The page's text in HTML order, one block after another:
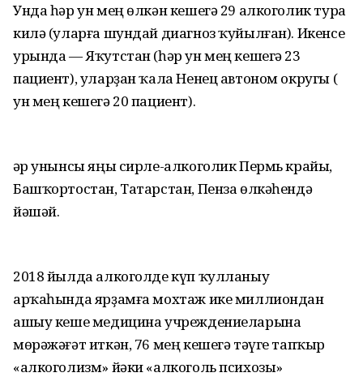
Унда һәр ун мең өлкән кешегә 29 алкоголик тура
килә (уларға шундай диагноз ҡуйылған). Икенсе
урында — Яҡутстан (һәр ун мең кешегә 23
пациент), уларҙан ҡала Ненец автоном округы (
ун мең кешегә 20 пациент).
Һәр унынсы яңы сирле-алкоголик Пермь крайы,
Башҡортостан, Татарстан, Пенза өлкәһендә
йәшәй.
2018 йылда алкоголде күп ҡулланыу
арҡаһында ярҙамға мохтаж ике миллиондан
ашыу кеше медицина учреждениеларына
мөрәжәғәт иткән, 76 мең кешегә тәүге тапҡыр
«алкоголизм» йәки «алкоголь психозы»